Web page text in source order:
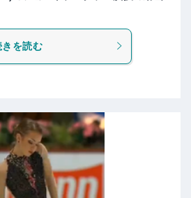
きを読む